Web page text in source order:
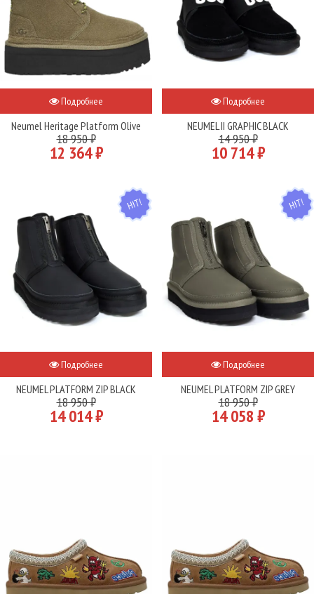
Подробнее
Neumel Heritage Platform Olive
18 950 ₽
12 364 ₽
Подробнее
NEUMEL II GRAPHIC BLACK
14 950 ₽
10 714 ₽
HIT
Подробнее
NEUMEL PLATFORM ZIP BLACK
18 950 ₽
14 014 ₽
HIT
Подробнее
NEUMEL PLATFORM ZIP GREY
18 950 ₽
14 058 ₽